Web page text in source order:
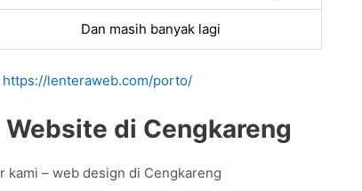
Dan masih banyak lagi
https://lenteraweb.com/porto/
di Cengkareng
kami – web design di Cengkareng